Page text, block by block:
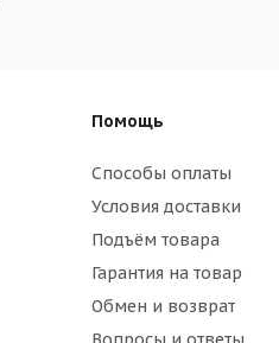
Помощь
Способы оплаты
Условия доставки
Подъём товара
Гарантия на товар
Обмен и возврат